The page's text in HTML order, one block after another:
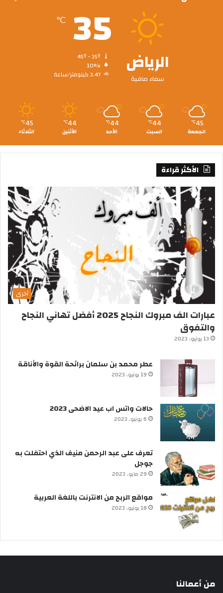
الرياض
سماء صافية
35
℃
10%
3.47 كيلومتر/ساعة
45
℃
الجمعة
44
℃
السبت
44
℃
الأحد
44
℃
الأثنين
45
℃
الثلاثاء
الأكثر قراءة
أخرى
عبارات الف مبروك النجاح 2025 أفضل تهاني النجاح
والتفوق
13 يونيو، 2023
عطر محمد بن سلمان برائحة القوة والأناقة
19 يونيو، 2023
حالات واتس اب عيد الاضحى 2023
6 يونيو، 2023
تعرف على عبد الرحمن منيف الذي احتفلت به
جوجل
29 مايو، 2023
مواقع الربح من الانترنت باللغة العربية
18 يونيو، 2023
من أعمالنا